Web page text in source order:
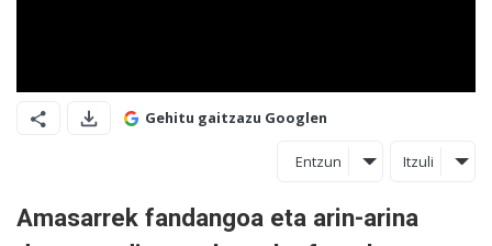
Gehitu gaitzazu Googlen
Entzun Itzuli
Amasarrek fandangoa eta arin-arina